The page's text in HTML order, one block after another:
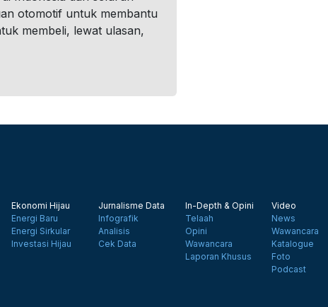
otomotif untuk membantu
membeli, lewat ulasan,
Ekonomi Hijau
Energi Baru
Energi Sirkular
Investasi Hijau
Jurnalisme Data
Infografik
Analisis
Cek Data
In-Depth & Opini
Telaah
Opini
Wawancara
Laporan Khusus
Video
News
Wawancara
Katalogue
Foto
Podcast